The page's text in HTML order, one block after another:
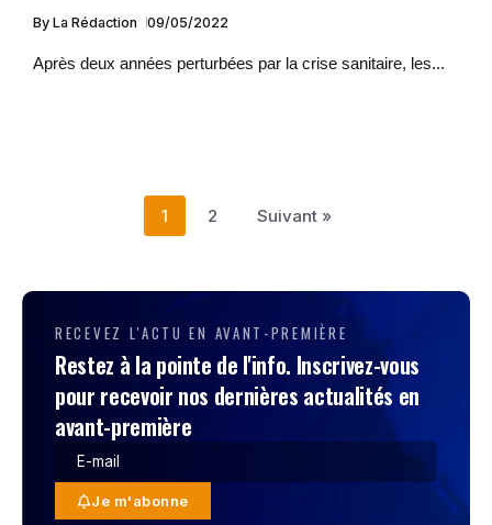
By La Rédaction 09/05/2022
Après deux années perturbées par la crise sanitaire, les...
1 2 Suivant »
RECEVEZ L'ACTU EN AVANT-PREMIÈRE
Restez à la pointe de l'info. Inscrivez-vous
pour recevoir nos dernières actualités en
avant-première
Je m'abonne